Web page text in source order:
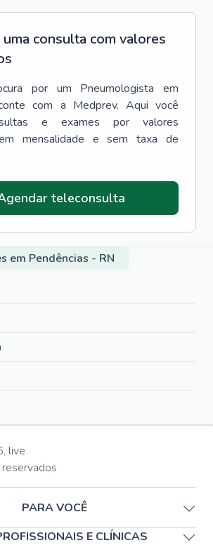
consulta com valores
por um Pneumologista
em
com a Medprev. Aqui você
e exames por valores
mensalidade e sem taxa de
teleconsulta
em Pendências - RN
, live
PARA VOCÊ
E CLÍNICAS